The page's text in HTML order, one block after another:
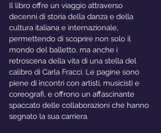
Il libro offre un viaggio attraverso
decenni di storia della danza e della
cultura italiana e internazionale,
permettendo di scoprire non solo il
mondo del balletto, ma anche i
retroscena della vita di una stella del
calibro di Carla Fracci. Le pagine sono
piene di incontri con artisti, musicisti e
coreografi, e offrono un affascinante
spaccato delle collaborazioni che hanno
segnato la sua carriera.